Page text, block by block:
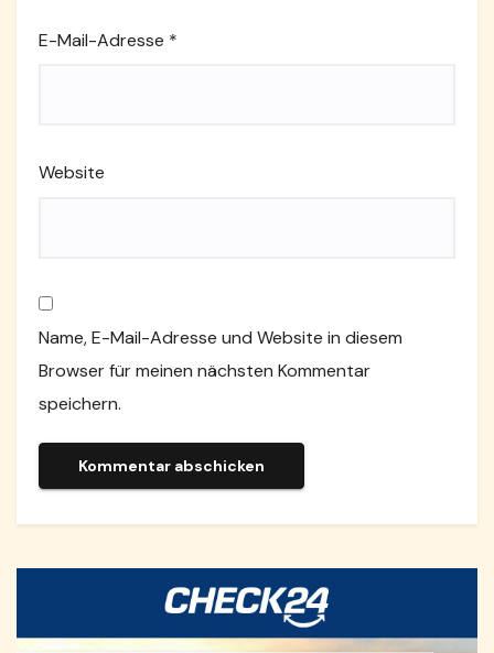
E-Mail-Adresse *
Website
Name, E-Mail-Adresse und Website in diesem
Browser für meinen nächsten Kommentar
speichern.